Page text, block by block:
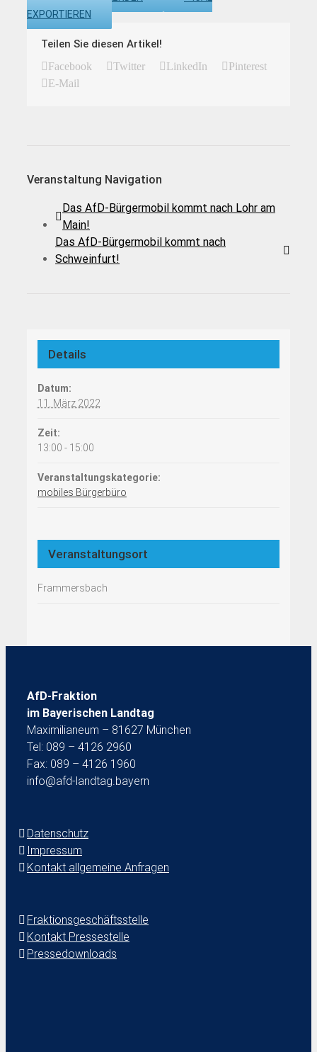
EXPORTIEREN
Teilen Sie diesen Artikel!
Facebook Twitter LinkedIn
Pinterest
E-Mail
Veranstaltung Navigation
Das AfD-Bürgermobil kommt nach Lohr am
Main!
Das AfD-Bürgermobil kommt nach
Schweinfurt!
Details
Datum:
11. März 2022
Zeit:
13:00 - 15:00
Veranstaltungskategorie:
mobiles Bürgerbüro
Veranstaltungsort
Frammersbach
AfD-Fraktion
im Bayerischen Landtag
Maximilianeum – 81627 München
Tel: 089 – 4126 2960
Fax: 089 – 4126 1960
info@afd-landtag.bayern
Datenschutz
Impressum
Kontakt allgemeine Anfragen
Fraktionsgeschäftsstelle
Kontakt Pressestelle
Pressedownloads